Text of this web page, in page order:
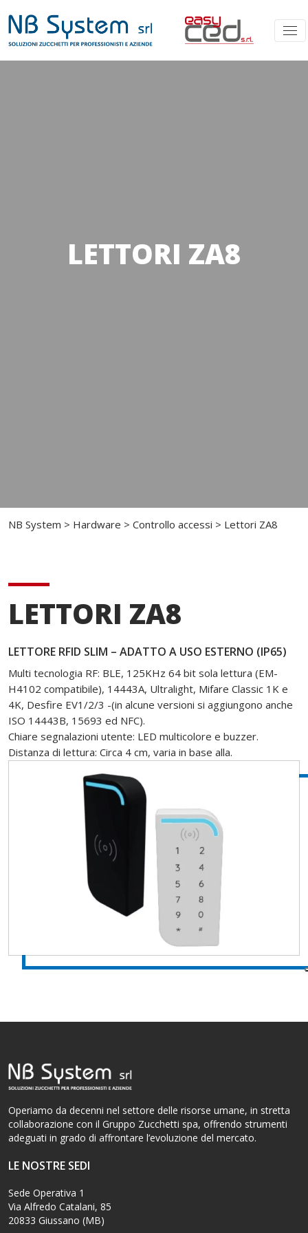
LETTORI ZA8
NB System > Hardware > Controllo accessi > Lettori ZA8
LETTORI ZA8
LETTORE RFID SLIM – ADATTO A USO ESTERNO (IP65)
Multi tecnologia RF: BLE, 125KHz 64 bit sola lettura (EM-
H4102 compatibile), 14443A, Ultralight, Mifare Classic 1K e
4K, Desfire EV1/2/3 -(in alcune versioni si aggiungono anche
ISO 14443B, 15693 ed NFC).
Chiare segnalazioni utente: LED multicolore e buzzer.
Distanza di lettura: Circa 4 cm, varia in base alla.
Operiamo da decenni nel settore delle risorse umane, in stretta
collaborazione con il Gruppo Zucchetti spa, offrendo strumenti
adeguati in grado di affrontare l’evoluzione del mercato.
LE NOSTRE SEDI
Sede Operativa 1
Via Alfredo Catalani, 85
20833 Giussano (MB)